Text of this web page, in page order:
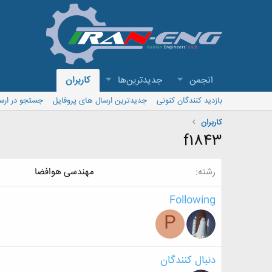
انجمن جدیدترین‌ها کاربران
بازدید کنندگان کنونی جدیدترین ارسال های پروفایل
جستجو در
کاربران
f1843
رشته مهندسی هوافضا
Following
P
دنبال کنندگان